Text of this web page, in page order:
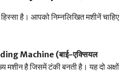
है। आपको निम्नलिखित मशीनें चाहिए
Machine (बाई-एक्सियल
मशीन है जिसमें टंकी बनती है। यह दो अक्षों